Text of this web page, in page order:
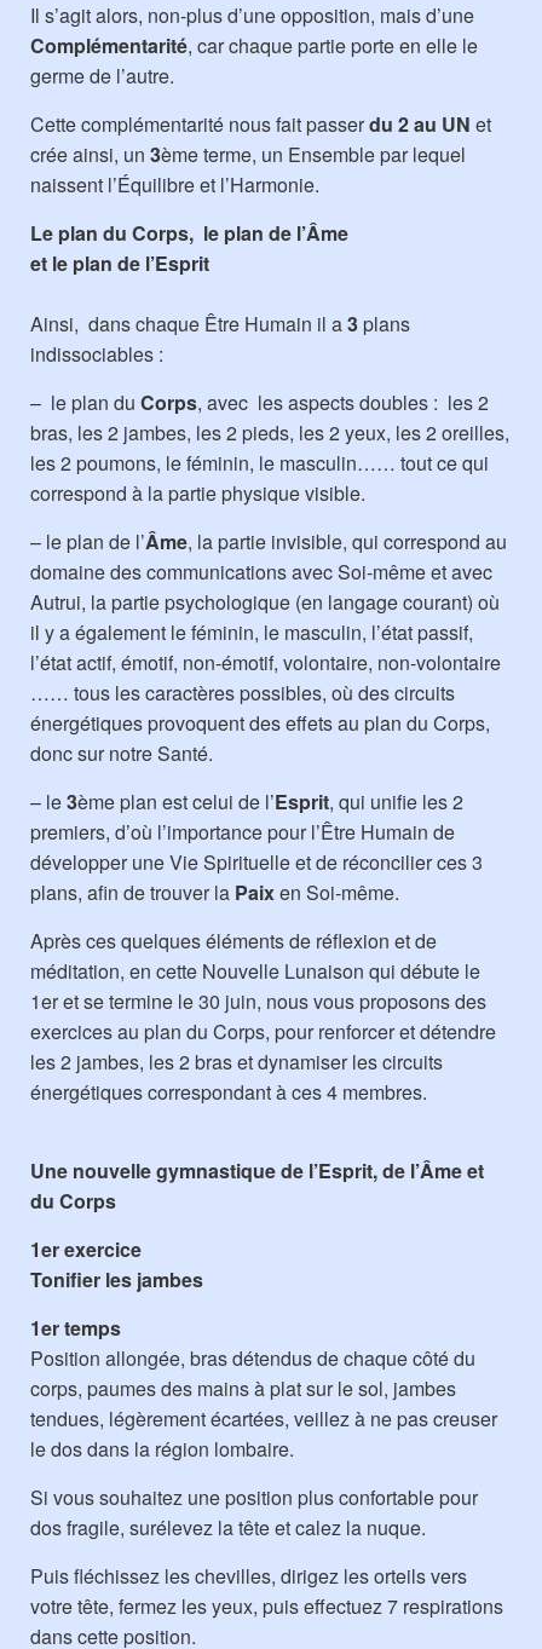
Il s’agit alors, non-plus d’une opposition, mais d’une
Complémentarité, car chaque partie porte en elle le
germe de l’autre.
Cette complémentarité nous fait passerdu 2 au UN et
crée ainsi, un 3ème terme, un Ensemble par lequel
naissent l’Équilibre et l’Harmonie.
Le plan du Corps, le plan de l’Âme
et le plan de l’Esprit
Ainsi, dans chaque Être Humain il a3plans
indissociables :
– le plan du Corps, avec les aspects doubles : les 2
bras, les 2 jambes, les 2 pieds, les 2 yeux, les 2 oreilles,
les 2 poumons, le féminin, le masculin…… tout ce qui
correspond à la partie physique visible.
– le plan de l’Âme, la partie invisible, qui correspond au
domaine des communications avec Soi-même et avec
Autrui, la partie psychologique (en langage courant) où
il y a également le féminin, le masculin, l’état passif,
l’état actif, émotif, non-émotif, volontaire, non-volontaire
…… tous les caractères possibles, où des circuits
énergétiques provoquent des effets au plan du Corps,
donc sur notre Santé.
– le3ème plan est celui de l’Esprit, qui unifie les 2
premiers, d’où l’importance pour l’Être Humain de
développer une Vie Spirituelle et de réconcilier ces 3
plans, afin de trouver la Paixen Soi-même.
Après ces quelques éléments de réflexion et de
méditation, en cette Nouvelle Lunaison qui débute le
1er et se termine le 30 juin, nous vous proposons des
exercices au plan du Corps, pour renforcer et détendre
les 2 jambes, les 2 bras et dynamiser les circuits
énergétiques correspondant à ces 4 membres.
Une nouvelle gymnastique de l’Esprit, de l’Âme et
du Corps
1er exercice
Tonifier les jambes
1er temps
Position allongée, bras détendus de chaque côté du
corps, paumes des mains à plat sur le sol, jambes
tendues, légèrement écartées, veillez à ne pas creuser
le dos dans la région lombaire.
Si vous souhaitez une position plus confortable pour
dos fragile, surélevez la tête et calez la nuque.
Puis fléchissez les chevilles, dirigez les orteils vers
votre tête, fermez les yeux, puis effectuez 7 respirations
dans cette position.